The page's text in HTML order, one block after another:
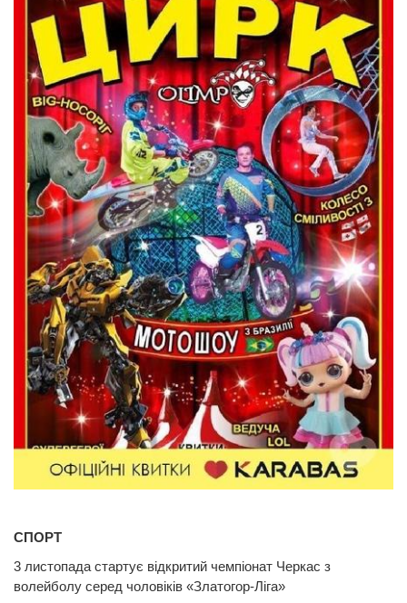
СПОРТ
3 листопада стартує відкритий чемпіонат Черкас з
волейболу серед чоловіків «Златогор-Ліга»